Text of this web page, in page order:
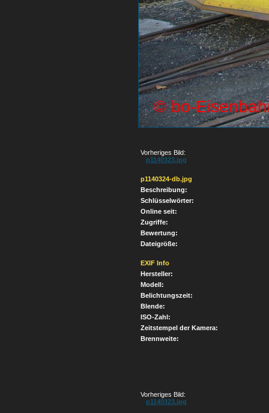
Vorheriges Bild:
p1140323.jpg
p1140324-db.jpg
Beschreibung:
Schlüsselwörter:
Online seit:
Zugriffe:
Bewertung:
Dateigröße:
EXIF Info
Hersteller:
Modell:
Belichtungszeit:
Blende:
ISO-Zahl:
Zeitstempel der Kamera:
Brennweite:
Vorheriges Bild:
p1140323.jpg